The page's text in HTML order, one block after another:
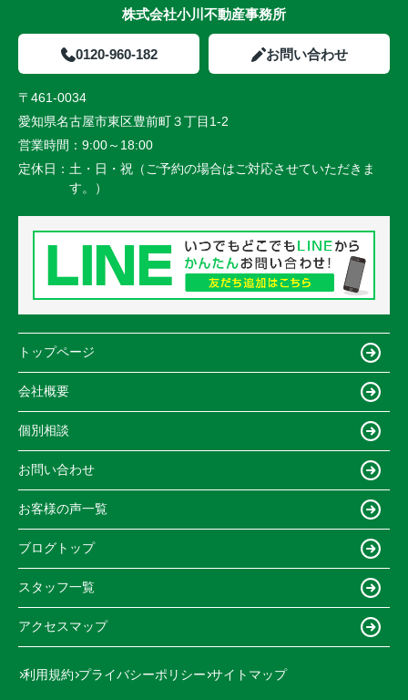
株式会社小川不動産事務所
0120-960-182 お問い合わせ
〒461-0034
愛知県名古屋市東区豊前町３丁目1-2
営業時間： 9:00～18:00
定休日： 土・日・祝（ご予約の場合はご対応させていただきま
す。）
トップページ
会社概要
個別相談
お問い合わせ
お客様の声一覧
ブログトップ
スタッフ一覧
アクセスマップ
利用規約 プライバシーポリシー サイトマップ